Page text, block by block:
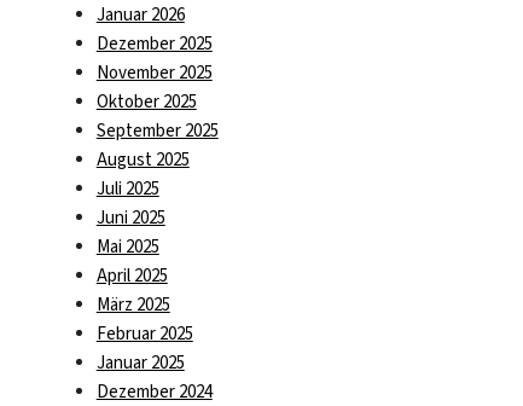
Januar 2026
Dezember 2025
November 2025
Oktober 2025
September 2025
August 2025
Juli 2025
Juni 2025
Mai 2025
April 2025
März 2025
Februar 2025
Januar 2025
Dezember 2024